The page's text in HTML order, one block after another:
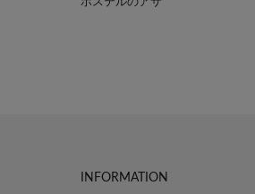
INFORMATION